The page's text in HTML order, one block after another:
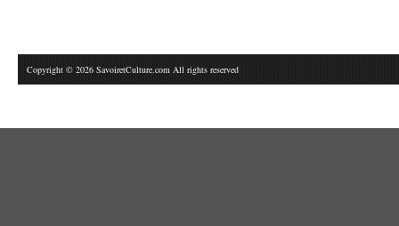
Copyright © 2026 SavoiretCulture.com All rights reserved